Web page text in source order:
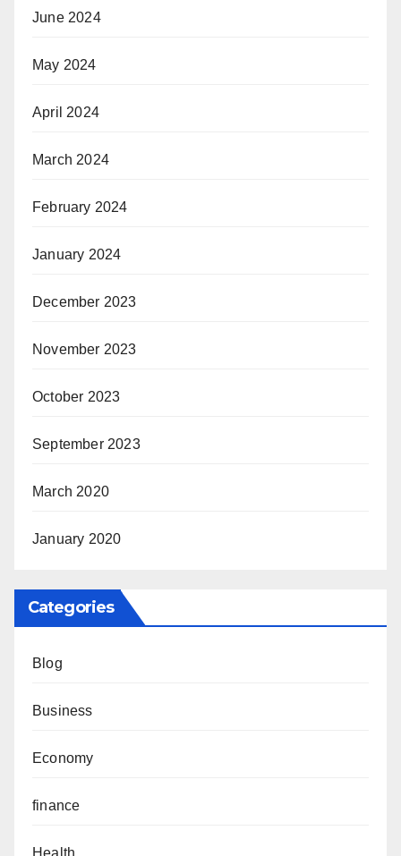
June 2024
May 2024
April 2024
March 2024
February 2024
January 2024
December 2023
November 2023
October 2023
September 2023
March 2020
January 2020
Categories
Blog
Business
Economy
finance